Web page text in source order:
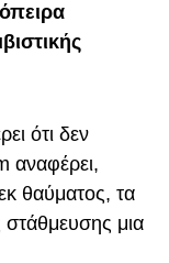
ότι δεν
αναφέρει,
θαύματος, τα
μια